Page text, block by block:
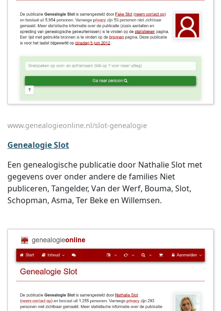
www.genealogieonline.nl/slot-genealogie
Genealogie Slot
Een genealogische publicatie door Nathalie Slot met
gegevens over onder andere de families Niet
publiceren, Tangelder, Van der Werf, Bouma, Slot,
Schopman, Asma, Ter Beke en Willemsen.